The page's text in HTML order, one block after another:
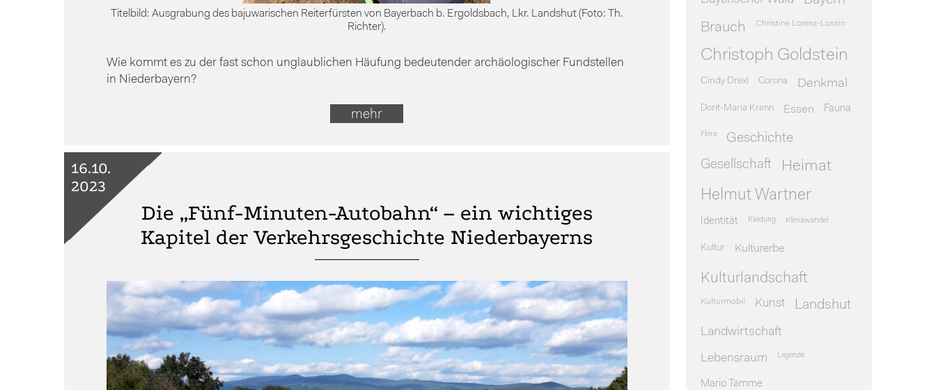
Titelbild: Ausgrabung des bajuwarischen Reiterfürsten von Bayerbach b. Ergoldsbach, Lkr. Landshut (Foto: Th.
Richter).
Wie kommt es zu der fast schon unglaublichen Häufung bedeutender archäologischer Fundstellen
in Niederbayern?
mehr
Die „Fünf-Minuten-Autobahn“ – ein wichtiges
Kapitel der Verkehrsgeschichte Niederbayerns
16.10.
2023
Brauch Christine Lorenz-Lossin
Christoph Goldstein
Cindy Drexl Corona Denkmal
Dorit-Maria Krenn Essen Fauna
Flora Geschichte
Gesellschaft
Heimat
Helmut Wartner
Identität Kleidung Klimawandel
Kultur Kulturerbe
Kulturlandschaft
Kulturmobil Kunst Landshut
Landwirtschaft
Lebensraum Legende
Mario Tamme